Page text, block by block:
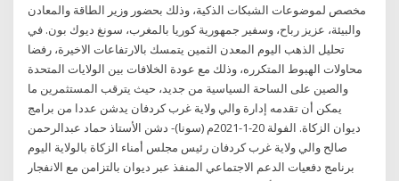
مخصص لموضوعات الشبكات الذكية، وذلك بحضور وزير الطاقة والمعادن
والبيئة، عزيز رباح، وسفير جمهورية كوريا بالمغرب، سونغ ديوك بون. في
تحليل الذهب اليوم المعدن الثمين يتمسك بالارتفاعات الاخيرة، رفضا
محاولات الهبوط المتكرره، وذلك مع عودة الخلافات بين الولايات المتحدة
والصين على الساحة السياسية من جديد، حيث يترقب المستثمرين ما
يمكن أن تقدمه إدارة والي ولاية غرب كردفان يدشن عددا من برامج
ديوان الزكاة. الفولة 20-1-2021م (سونا)- دشن الأستاذ حماد عبدالرحمن
صالح والي ولاية غرب كردفان رئيس مجلس أمناء الزكاة بالولاية اليوم
برنامج دفعيات الدعم الاجتماعي المنفذ عبر ديوان بالتزامن مع الانفجار